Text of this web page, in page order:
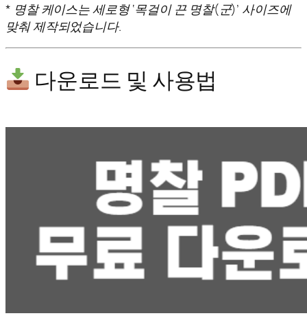
* 명찰 케이스는 세로형 ‘목걸이 끈 명찰(군)’ 사이즈에
맞춰 제작되었습니다.
다운로드 및 사용법